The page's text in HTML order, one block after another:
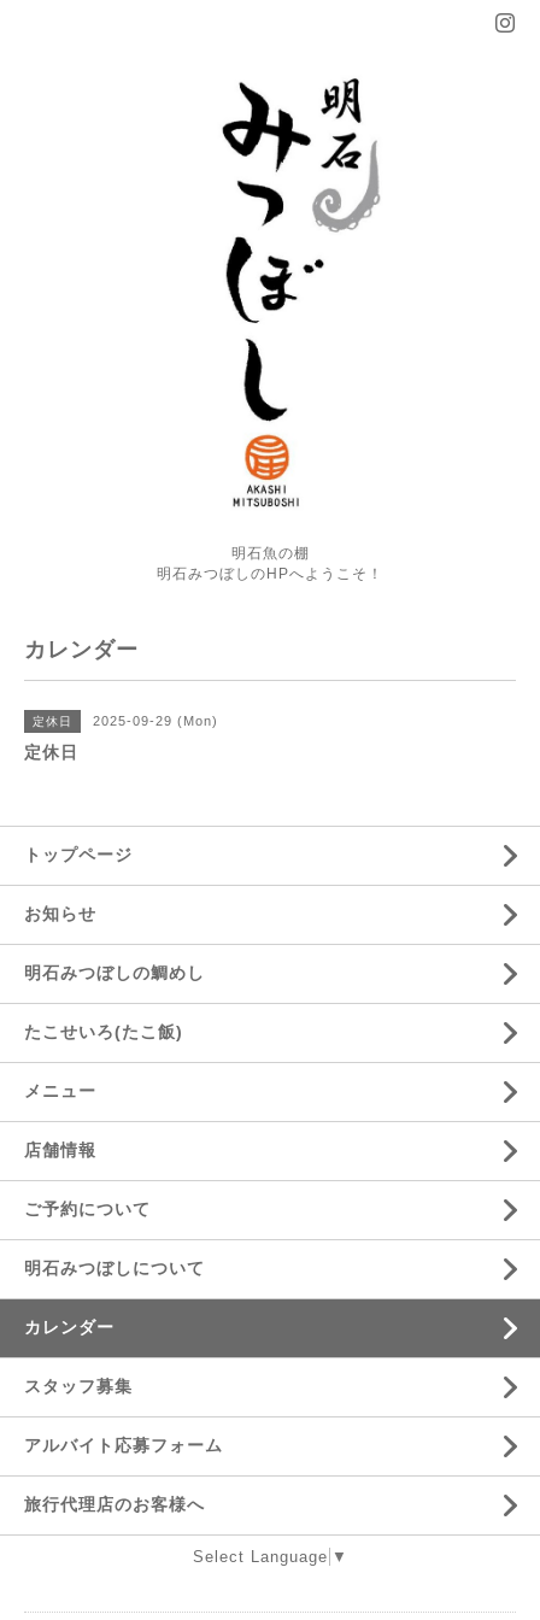
明石魚の棚
明石みつぼしのHPへようこそ！
カレンダー
定休日 2025-09-29 (Mon)
定休日
トップページ
お知らせ
明石みつぼしの鯛めし
たこせいろ(たこ飯)
メニュー
店舗情報
ご予約について
明石みつぼしについて
カレンダー
スタッフ募集
アルバイト応募フォーム
旅行代理店のお客様へ
Select Language ▼